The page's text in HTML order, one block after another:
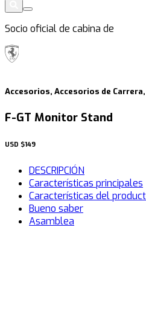
Socio oficial de cabina de
Accesorios, Accesorios de
F-GT Monitor Stand
USD $149
DESCRIPCIÓN
Características principales
Características del
Bueno saber
Asamblea